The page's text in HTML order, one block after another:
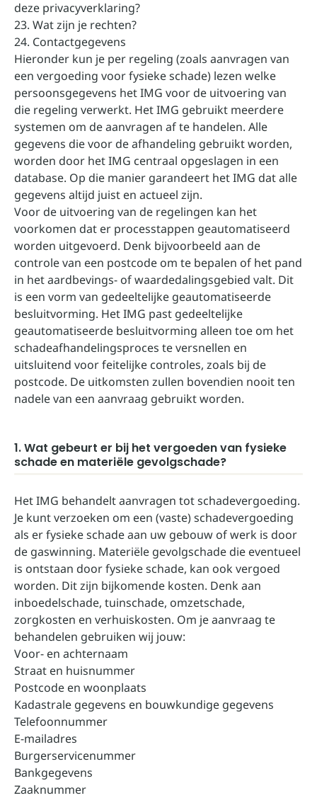
deze privacyverklaring?
23. Wat zijn je rechten?
24. Contactgegevens
Hieronder kun je per regeling (zoals aanvragen van
een vergoeding voor fysieke schade) lezen welke
persoonsgegevens het IMG voor de uitvoering van
die regeling verwerkt. Het IMG gebruikt meerdere
systemen om de aanvragen af te handelen. Alle
gegevens die voor de afhandeling gebruikt worden,
worden door het IMG centraal opgeslagen in een
database. Op die manier garandeert het IMG dat alle
gegevens altijd juist en actueel zijn.
Voor de uitvoering van de regelingen kan het
voorkomen dat er processtappen geautomatiseerd
worden uitgevoerd. Denk bijvoorbeeld aan de
controle van een postcode om te bepalen of het pand
in het aardbevings- of waardedalingsgebied valt. Dit
is een vorm van gedeeltelijke geautomatiseerde
besluitvorming. Het IMG past gedeeltelijke
geautomatiseerde besluitvorming alleen toe om het
schadeafhandelingsproces te versnellen en
uitsluitend voor feitelijke controles, zoals bij de
postcode. De uitkomsten zullen bovendien nooit ten
nadele van een aanvraag gebruikt worden.
1. Wat gebeurt er bij het vergoeden van fysieke
schade en materiële gevolgschade?
Het IMG behandelt aanvragen tot schadevergoeding.
Je kunt verzoeken om een (vaste) schadevergoeding
als er fysieke schade aan uw gebouw of werk is door
de gaswinning. Materiële gevolgschade die eventueel
is ontstaan door fysieke schade, kan ook vergoed
worden. Dit zijn bijkomende kosten. Denk aan
inboedelschade, tuinschade, omzetschade,
zorgkosten en verhuiskosten. Om je aanvraag te
behandelen gebruiken wij jouw:
Voor- en achternaam
Straat en huisnummer
Postcode en woonplaats
Kadastrale gegevens en bouwkundige gegevens
Telefoonnummer
E-mailadres
Burgerservicenummer
Bankgegevens
Zaaknummer